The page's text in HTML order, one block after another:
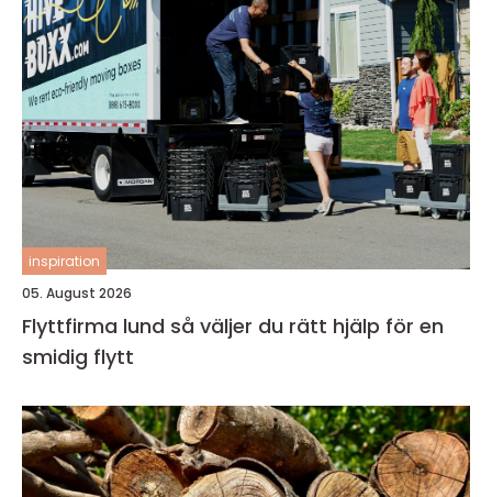
inspiration
05. August 2026
Flyttfirma lund så väljer du rätt hjälp för en
smidig flytt